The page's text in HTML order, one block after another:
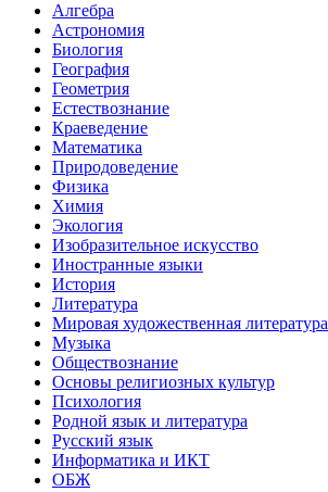
Алгебра
Астрономия
Биология
География
Геометрия
Естествознание
Краеведение
Математика
Природоведение
Физика
Химия
Экология
Изобразительное искусство
Иностранные языки
История
Литература
Мировая художественная литература
Музыка
Обществознание
Основы религиозных культур
Психология
Родной язык и литература
Русский язык
Информатика и ИКТ
ОБЖ